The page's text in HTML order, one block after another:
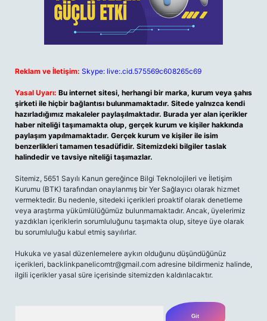
Reklam ve İletişim: Skype: live:.cid.575569c608265c69
Yasal Uyarı: Bu internet sitesi, herhangi bir marka, kurum veya şahıs
şirketi ile hiçbir bağlantısı bulunmamaktadır. Sitede yalnızca kendi
hazırladığımız makaleler paylaşılmaktadır. Burada yer alan içerikler
haber niteliği taşımamakta olup, gerçek kurum ve kişiler hakkında
paylaşım yapılmamaktadır. Gerçek kurum ve kişiler ile isim
benzerlikleri tamamen tesadüfidir. Sitemizdeki bilgiler taslak
halindedir ve tavsiye niteliği taşımazlar.
Sitemiz, 5651 Sayılı Kanun gereğince Bilgi Teknolojileri ve İletişim
Kurumu (BTK) tarafından onaylanmış bir Yer Sağlayıcı olarak hizmet
vermektedir. Bu nedenle, sitedeki içerikleri proaktif olarak denetleme
veya araştırma yükümlülüğümüz bulunmamaktadır. Ancak, üyelerimiz
yazdıkları içeriklerin sorumluluğunu taşımakta olup, siteye üye olarak
bu sorumluluğu kabul etmiş sayılırlar.
Hukuka ve yasal düzenlemelere aykırı olduğunu düşündüğünüz
içerikleri, backlinkpanelicomtr@gmail.com adresine bildirmeniz halinde,
ilgili içerikler yasal süre içerisinde sitemizden kaldırılacaktır.